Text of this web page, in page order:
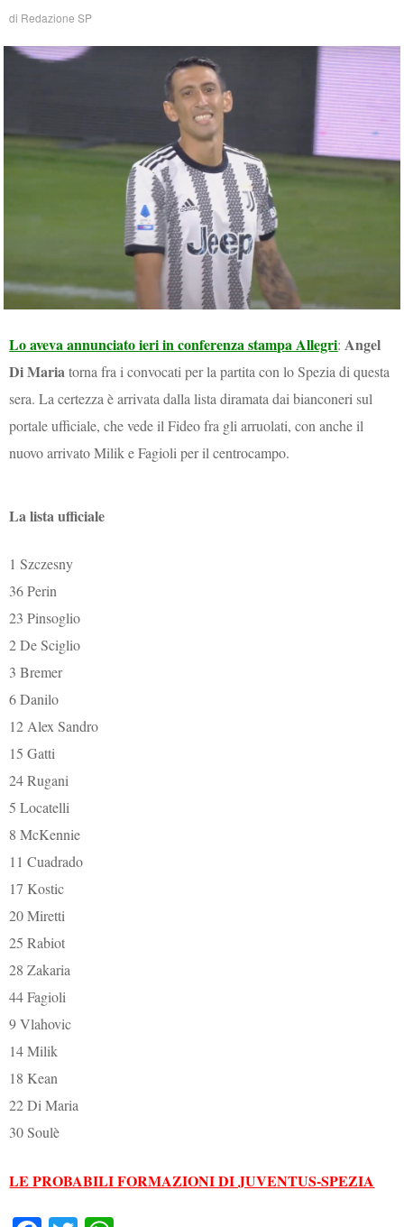
di Redazione SP
Lo aveva annunciato ieri in conferenza stampa Allegri: Angel
Di Maria torna fra i convocati per la partita con lo Spezia di questa
sera. La certezza è arrivata dalla lista diramata dai bianconeri sul
portale ufficiale, che vede il Fideo fra gli arruolati, con anche il
nuovo arrivato Milik e Fagioli per il centrocampo.
La lista ufficiale
1 Szczesny
36 Perin
23 Pinsoglio
2 De Sciglio
3 Bremer
6 Danilo
12 Alex Sandro
15 Gatti
24 Rugani
5 Locatelli
8 McKennie
11 Cuadrado
17 Kostic
20 Miretti
25 Rabiot
28 Zakaria
44 Fagioli
9 Vlahovic
14 Milik
18 Kean
22 Di Maria
30 Soulè
LE PROBABILI FORMAZIONI DI JUVENTUS-SPEZIA